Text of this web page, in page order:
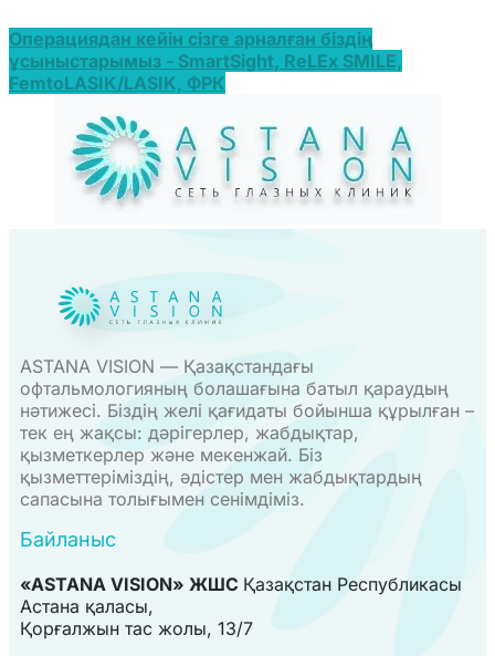
Операциядан кейін сізге арналған біздің
ұсыныстарымыз - SmartSight, ReLEx SMILE,
FemtoLASIK/LASIK, ФРК
ASTANA VISION — Қазақстандағы
офтальмологияның болашағына батыл қараудың
нәтижесі. Біздің желі қағидаты бойынша құрылған –
тек ең жақсы: дәрігерлер, жабдықтар,
қызметкерлер және мекенжай. Біз
қызметтеріміздің, әдістер мен жабдықтардың
сапасына толығымен сенімдіміз.
Байланыс
«ASTANA VISION» ЖШС Қазақстан Республикасы
Астана қаласы,
Қорғалжын тас жолы, 13/7